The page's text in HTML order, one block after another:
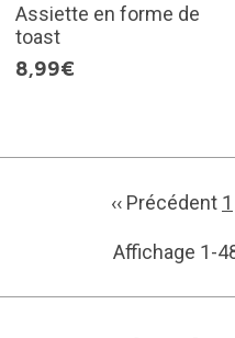
Assiette en forme de
toast
8,99€
‹‹ Précédent 1
Affichage 1-